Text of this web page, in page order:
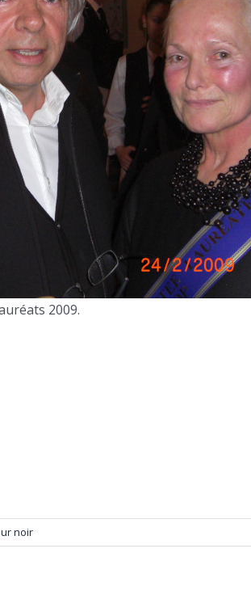
2009.
noir